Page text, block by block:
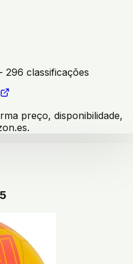
- 296 classificações
preço, disponibilidade,